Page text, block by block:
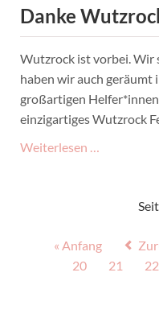
Danke
Wutzrock ist vorbei. Wir
haben wir auch geräumt
großartigen
einzigartiges Wutzrock
Weiterlesen …
« Anfang
20
21 22